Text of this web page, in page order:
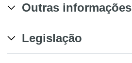
Outras informações
Legislação